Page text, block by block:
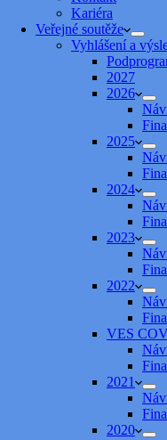
Kariéra
Veřejné soutěže
Vyhlášení a
2027
2026
2025
2024
2023
2022
VES
2021
2020